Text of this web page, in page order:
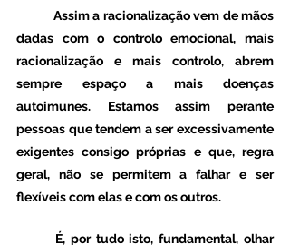
dadas com o controlo emocional, mais
racionalização e mais controlo, abrem
sempre espaço a mais doenças
autoimunes. Estamos assim perante
pessoas que tendem a ser excessivamente
exigentes consigo próprias e que, regra
geral, não se permitem a falhar e ser
flexíveis com elas e com os outros.